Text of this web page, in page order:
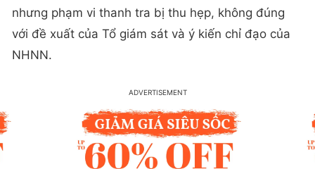
nhưng phạm vi thanh tra bị thu hẹp, không đúng
với đề xuất của Tổ giám sát và ý kiến chỉ đạo của
NHNN.